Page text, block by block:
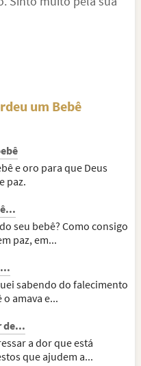
um Bebê
e oro para que Deus
paz.
seu bebê? Como consigo
paz, em...
sabendo do falecimento
amava e...
de...
a dor que está
que ajudem a...